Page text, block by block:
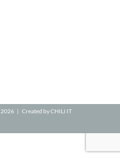
2026 | Created byCHILI IT